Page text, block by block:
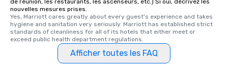
de réunion, les restaurants, les ascenseurs, etc.) Si oui, décrivez les
nouvelles mesures prises.
Yes, Marriott cares greatly about every guest's experience and takes
hygiene and sanitation very seriously. Marriott has established strict
standards of cleanliness for all of its hotels that either meet or
exceed public health department regulations.
Afficher toutes les FAQ